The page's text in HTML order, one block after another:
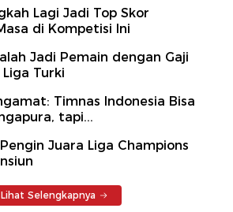
Lagi Jadi Top Skor
di Kompetisi Ini
Jadi Pemain dengan Gaji
Turki
Timnas Indonesia Bisa
tapi...
Juara Liga Champions
Lihat Selengkapnya